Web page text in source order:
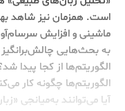
است. همزمان نیز شاهد
ماشینی و افزایش
به بحث‌هایی
الگوریتم‌ها از کجا پیدا
الگوریتم‌ها چگونه کار
آیا می‌توانند به‌میانجی